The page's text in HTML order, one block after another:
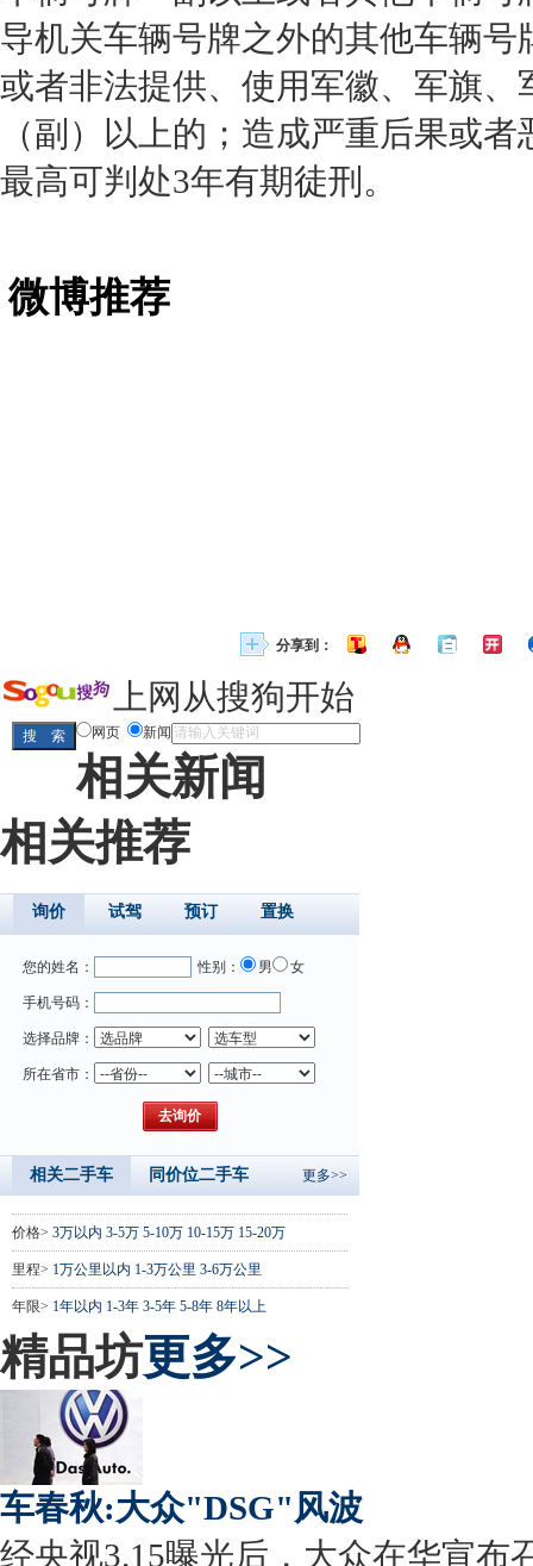
导机关车辆号牌之外的其他车辆
或者非法提供、使用军徽、军旗
（副）以上的；造成严重后果或
最高可判处3年有期徒刑。
微博推荐
分享到：
上网从搜狗开始
网页 新闻
相关新闻
相关推荐
询价 试驾 预订 置换
您的姓名： 性别： 男 女
手机号码：
选择品牌：
所在省市：
相关二手车 同价位二手车 更多>>
价格> 3万以内 3-5万 5-10万 10-15万 15-20万
里程> 1万公里以内 1-3万公里 3-6万公里
年限> 1年以内 1-3年 3-5年 5-8年 8年以上
精品坊更多>>
车春秋:大众"DSG"风波
经央视3.15曝光后，大众在华宣布